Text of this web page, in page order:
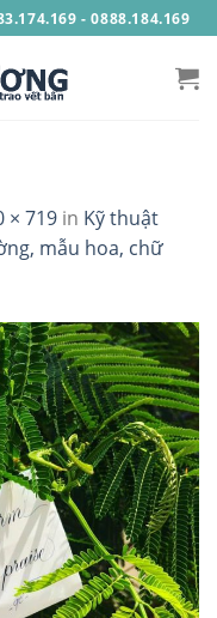
- 0888.184.169
× 719 in Kỹ thuật
mẫu hoa, chữ